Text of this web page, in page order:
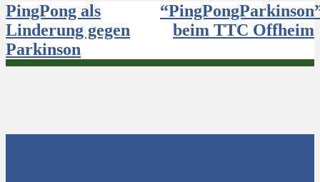
Beitragsnavigation
PingPong als
Linderung gegen
Parkinson
beim TTC Offheim